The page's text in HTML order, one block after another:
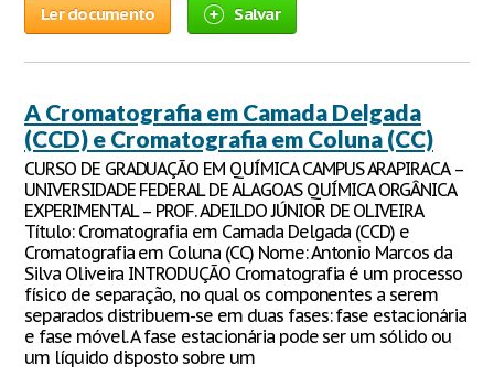
Ler documento Salvar
A Cromatografia em Camada Delgada
(CCD) e Cromatografia em Coluna (CC)
CURSO DE GRADUAÇÃO EM QUÍMICA CAMPUS ARAPIRACA –
UNIVERSIDADE FEDERAL DE ALAGOAS QUÍMICA ORGÂNICA
EXPERIMENTAL – PROF. ADEILDO JÚNIOR DE OLIVEIRA
Título: Cromatografia em Camada Delgada (CCD) e
Cromatografia em Coluna (CC) Nome: Antonio Marcos da
Silva Oliveira INTRODUÇÃO Cromatografia é um processo
físico de separação, no qual os componentes a serem
separados distribuem-se em duas fases: fase estacionária
e fase móvel. A fase estacionária pode ser um sólido ou
um líquido disposto sobre um